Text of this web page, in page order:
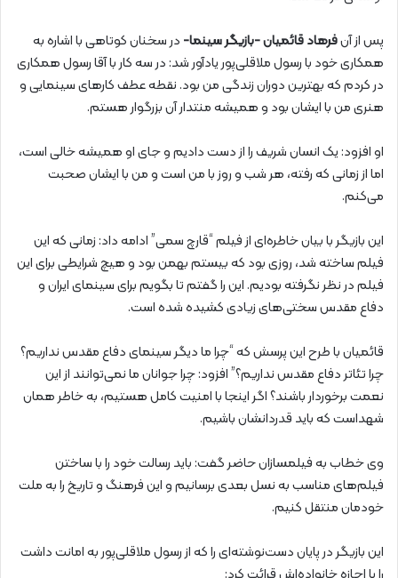
پس از آنفرهاد قائمیان -بازیگر سینما- در سخنان کوتاهی با اشاره به
همکاری خود با رسول ملاقلی‌پور یادآور شد: در سه کار با آقا رسول همکاری
در کردم که بهترین دوران زندگی من بود. نقطه عطف کارهای سینمایی و
هنری من با ایشان بود و همیشه منتدار آن بزرگوار هستم.
او افزود: یک انسان شریف را از دست دادیم و جای او همیشه خالی است،
اما از زمانی که رفته، هر شب و روز با من است و من با ایشان صحبت
می‌کنم.
این بازیگر با بیان خاطره‌ای از فیلم “قارچ سمی” ادامه داد: زمانی که این
فیلم ساخته شد، روزی بود که بیستم بهمن بود و هیچ شرایطی برای این
فیلم در نظر نگرفته بودیم. این را گفتم تا بگویم برای سینمای ایران و
دفاع مقدس سختی‌های زیادی کشیده شده است.
قائمیان با طرح این پرسش که “چرا ما دیگر سینمای دفاع مقدس نداریم؟
چرا تئاتر دفاع مقدس نداریم؟” افزود: چرا جوانان ما نمی‌توانند از این
نعمت برخوردار باشند؟ اگر اینجا با امنیت کامل هستیم، به خاطر همان
شهداست که باید قدردانشان باشیم.
وی خطاب به فیلمسازان حاضر گفت: باید رسالت خود را با ساختن
فیلم‌های مناسب به نسل بعدی برسانیم و این فرهنگ و تاریخ را به ملت
خودمان منتقل کنیم.
این بازیگر در پایان دست‌نوشته‌ای را که از رسول ملاقلی‌پور به امانت داشت